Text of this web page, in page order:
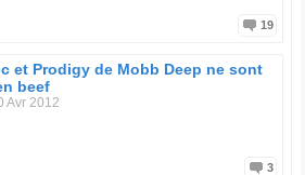
19
et Prodigy de Mobb Deep ne sont
beef
Avr 2012
3